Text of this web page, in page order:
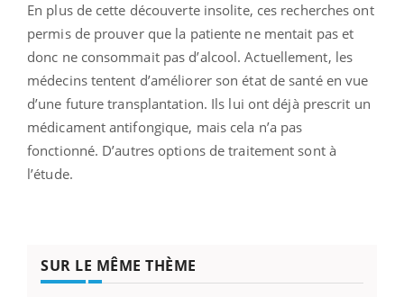
En plus de cette découverte insolite, ces recherches ont
permis de prouver que la patiente ne mentait pas et
donc ne consommait pas d’alcool. Actuellement, les
médecins tentent d’améliorer son état de santé en vue
d’une future transplantation. Ils lui ont déjà prescrit un
médicament antifongique, mais cela n’a pas
fonctionné. D’autres options de traitement sont à
l’étude.
SUR LE MÊME THÈME